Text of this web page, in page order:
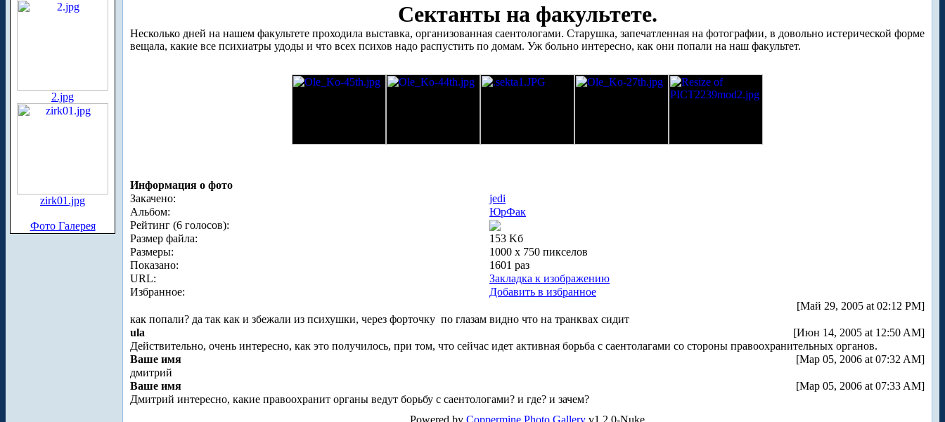
2.jpg
zirk01.jpg
Фото Галерея
Сектанты на факультете.
Несколько дней на нашем факультете проходила выставка, организованная саентологами. Старушка, запечатленная на фотографии, в довольно истерической форме
вещала, какие все психиатры удоды и что всех психов надо распустить по домам. Уж больно интересно, как они попали на наш факультет.
Информация о фото
Закачено:
jedi
Альбом:
ЮрФак
Рейтинг (6 голосов):
Размер файла:
153 Kб
Размеры:
1000 x 750 пикселов
Показано:
1601 раз
URL:
Закладка к изображению
Избранное:
Добавить в избранное
[Май 29, 2005 at 02:12 PM]
как попали? да так как и збежали из психушки, через форточку по глазам видно что на транквах сидит
ula
[Июн 14, 2005 at 12:50 AM]
Действительно, очень интересно, как это получилось, при том, что сейчас идет активная борьба с саентолагами со стороны правоохранительных органов.
Ваше имя
[Мар 05, 2006 at 07:32 AM]
дмитрий
Ваше имя
[Мар 05, 2006 at 07:33 AM]
Дмитрий интересно, какие правоохранит органы ведут борьбу с саентологами? и где? и зачем?